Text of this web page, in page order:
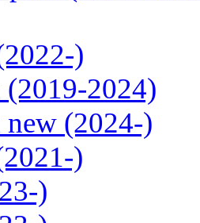
)
(2019-2024)
(2024-)
)
)